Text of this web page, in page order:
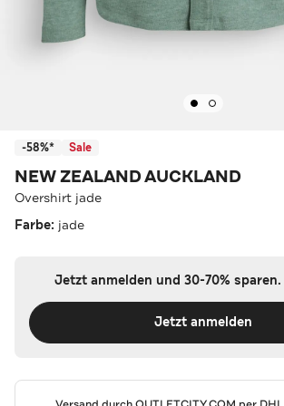
-58%* Sale
NEW ZEALAND AUCKLAND
Overshirt jade
Farbe: jade
Jetzt anmelden und 30-70% sparen.
Jetzt anmelden